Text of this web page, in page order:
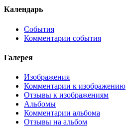
Календарь
События
Комментарии события
Галерея
Изображения
Комментарии к изображению
Отзывы к изображениям
Альбомы
Комментарии альбома
Отзывы на альбом